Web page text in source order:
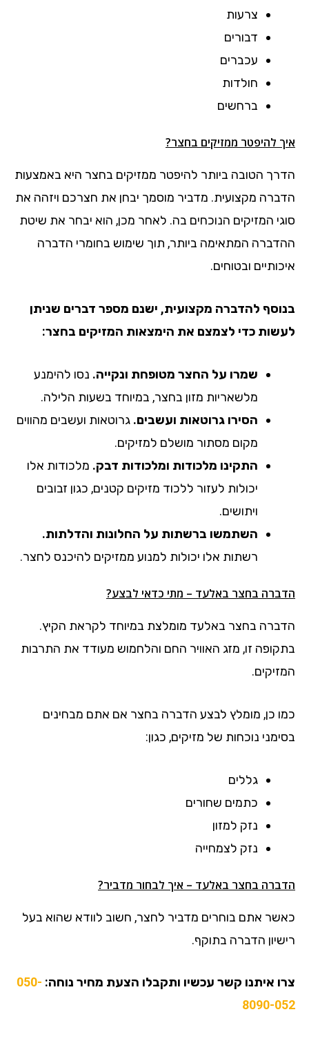
צרעות
דבורים
עכברים
חולדות
ברחשים
איך להיפטר ממזיקים בחצר?
הדרך הטובה ביותר להיפטר ממזיקים בחצר היא באמצעות
הדברה מקצועית. מדביר מוסמך יבחן את חצרכם ויזהה את
סוגי המזיקים הנוכחים בה. לאחר מכן, הוא יבחר את שיטת
ההדברה המתאימה ביותר, תוך שימוש בחומרי הדברה
איכותיים ובטוחים.
בנוסף להדברה מקצועית, ישנם מספר דברים שניתן
לעשות כדי לצמצם את הימצאות המזיקים בחצר:
שמרו על החצר מטופחת ונקייה. נסו להימנע
מלשאריות מזון בחצר, במיוחד בשעות הלילה.
הסירו גרוטאות ועשבים. גרוטאות ועשבים מהווים
מקום מסתור מושלם למזיקים.
התקינו מלכודות ומלכודות דבק. מלכודות אלו
יכולות לעזור ללכוד מזיקים קטנים, כגון זבובים
ויתושים.
השתמשו ברשתות על החלונות והדלתות.
רשתות אלו יכולות למנוע ממזיקים להיכנס לחצר.
הדברה בחצר באלעד – מתי כדאי לבצע?
הדברה בחצר באלעד מומלצת במיוחד לקראת הקיץ.
בתקופה זו, מזג האוויר החם והלחמוש מעודד את התרבות
המזיקים.
כמו כן, מומלץ לבצע הדברה בחצר אם אתם מבחינים
בסימני נוכחות של מזיקים, כגון:
גללים
כתמים שחורים
נזק למזון
נזק לצמחייה
הדברה בחצר באלעד – איך לבחור מדביר?
כאשר אתם בוחרים מדביר לחצר, חשוב לוודא שהוא בעל
רישיון הדברה בתוקף.
צרו איתנו קשר עכשיו ותקבלו הצעת מחיר נוחה: 050-
8090-052